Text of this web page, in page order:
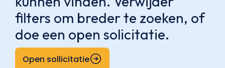
filters om breder te zoeken, of
doe een open solicitatie.
Open sollicitatie